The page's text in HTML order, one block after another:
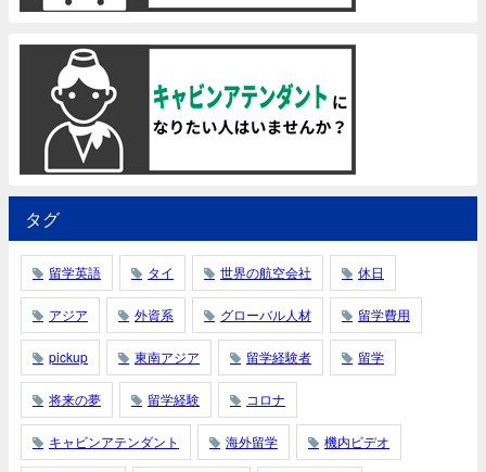
タグ
留学英語 タイ 世界の航空会社 休日
アジア 外資系 グローバル人材 留学費用
pickup 東南アジア 留学経験者 留学
将来の夢 留学経験 コロナ
キャビンアテンダント 海外留学 機内ビデオ